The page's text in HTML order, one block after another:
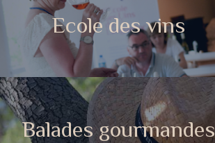
Ecole des vins
Balades gourmandes